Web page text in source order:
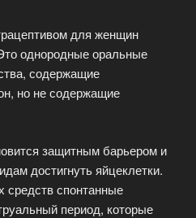
для женщин
однородные оральные
содержащие
но не содержащие
защитным барьером и
достигнуть яйцеклетки.
средств спонтанные
период, которые